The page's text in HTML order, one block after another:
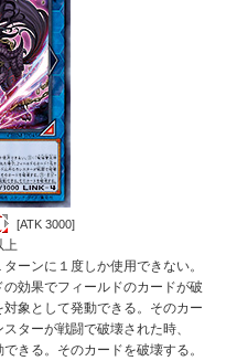
[ATK 3000]
上
ーンに１度しか使用できない。
効果でフィールドのカードが破
象として発動できる。そのカー
ターが戦闘で破壊された時、
きる。そのカードを破壊する。